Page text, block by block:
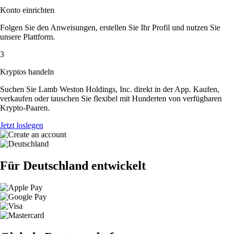
Konto einrichten
Folgen Sie den Anweisungen, erstellen Sie Ihr Profil und nutzen Sie
unsere Plattform.
3
Kryptos handeln
Suchen Sie Lamb Weston Holdings, Inc. direkt in der App. Kaufen,
verkaufen oder tauschen Sie flexibel mit Hunderten von verfügbaren
Krypto-Paaren.
Jetzt loslegen
Für Deutschland entwickelt